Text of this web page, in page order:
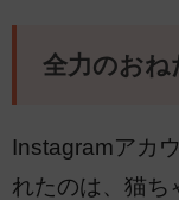
全力のおね
Instagramアカ
れたのは、猫ち